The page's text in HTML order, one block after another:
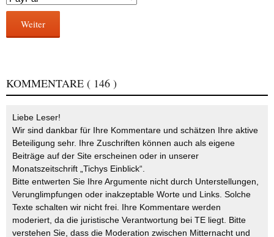
Weiter
KOMMENTARE ( 146 )
Liebe Leser!
Wir sind dankbar für Ihre Kommentare und schätzen Ihre aktive
Beteiligung sehr. Ihre Zuschriften können auch als eigene
Beiträge auf der Site erscheinen oder in unserer
Monatszeitschrift „Tichys Einblick“.
Bitte entwerten Sie Ihre Argumente nicht durch Unterstellungen,
Verunglimpfungen oder inakzeptable Worte und Links. Solche
Texte schalten wir nicht frei. Ihre Kommentare werden
moderiert, da die juristische Verantwortung bei TE liegt. Bitte
verstehen Sie, dass die Moderation zwischen Mitternacht und